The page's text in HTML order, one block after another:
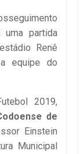
uma partida
Renê
equipe do
2019,
de
Einstein
Municipal